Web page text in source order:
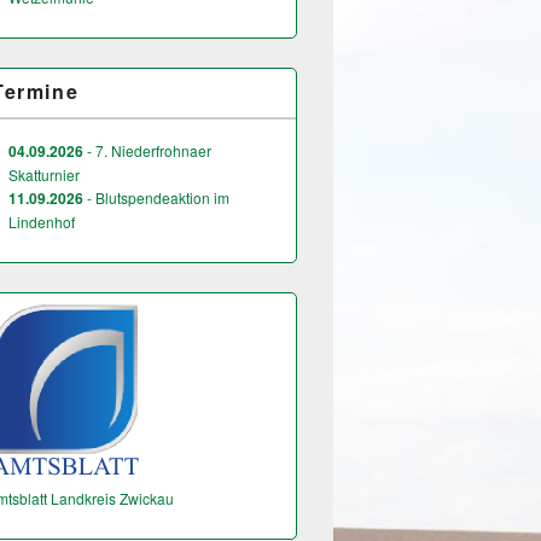
04.09.2026- 7. Niederfrohnaer
Skatturnier
11.09.2026- Blutspendeaktion im
Lindenhof
Landkreis Zwickau